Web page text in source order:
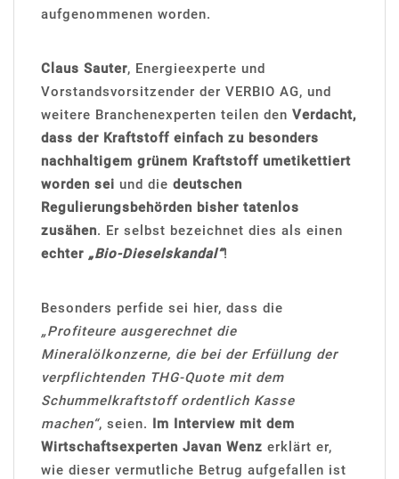
aufgenommenen worden.
Claus Sauter, Energieexperte und
Vorstandsvorsitzender der VERBIO AG, und
weitere Branchenexperten teilen den Verdacht,
dass der Kraftstoff einfach zu besonders
nachhaltigem grünem Kraftstoff umetikettiert
worden sei und die deutschen
Regulierungsbehörden bisher tatenlos
zusähen. Er selbst bezeichnet dies als einen
echter „Bio-Dieselskandal“!
Besonders perfide sei hier, dass die
„Profiteure ausgerechnet die
Mineralölkonzerne, die bei der Erfüllung der
verpflichtenden THG-Quote mit dem
Schummelkraftstoff ordentlich Kasse
machen“, seien. Im Interview mit dem
Wirtschaftsexperten Javan Wenz erklärt er,
wie dieser vermutliche Betrug aufgefallen ist